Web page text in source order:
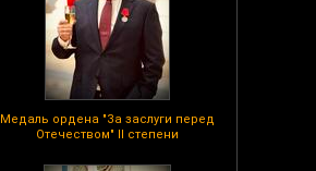
Медаль ордена "За заслуги перед
Отечеством" II степени